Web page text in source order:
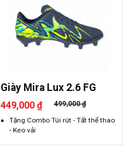
Giày Mira Lux 2.6 FG
449,000 ₫ 499,000 ₫
Tặng Combo Túi rút - Tất thể thao
- Keo vải